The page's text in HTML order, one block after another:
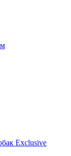
Exclusive